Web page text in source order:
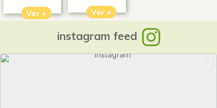
Ver + Ver +
instagram feed